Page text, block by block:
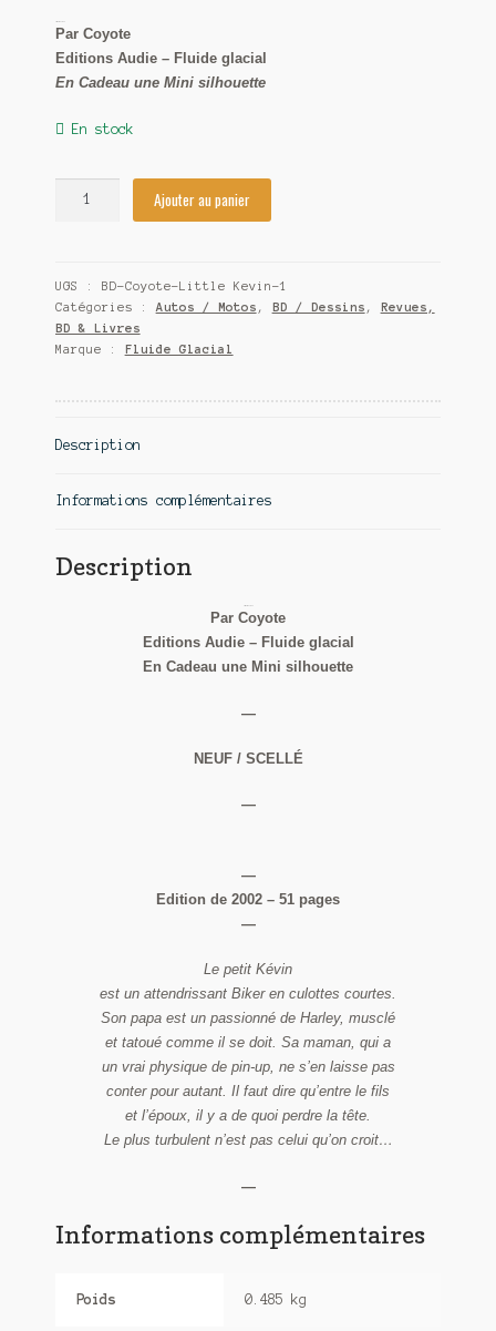
ContactPar Coyote
Editions Audie – Fluide glacial
En Cadeau une Mini silhouette
En stock
Ajouter au panier
UGS : BD-Coyote-Little Kevin-1
Catégories : Autos / Motos , BD / Dessins , Revues,
BD & Livres
Marque : Fluide Glacial
Description
Informations complémentaires
Description
Par Coyote
Editions Audie – Fluide glacial
En Cadeau une Mini silhouette
—
NEUF / SCELLÉ
—
—
Edition de 2002 – 51 pages
—
Le petit Kévin
est un attendrissant Biker en culottes courtes.
Son papa est un passionné de Harley, musclé
et tatoué comme il se doit. Sa maman, qui a
un vrai physique de pin-up, ne s’en laisse pas
conter pour autant. Il faut dire qu’entre le fils
et l’époux, il y a de quoi perdre la tête.
Le plus turbulent n’est pas celui qu’on croit…
—
Informations complémentaires
Poids 0.485 kg